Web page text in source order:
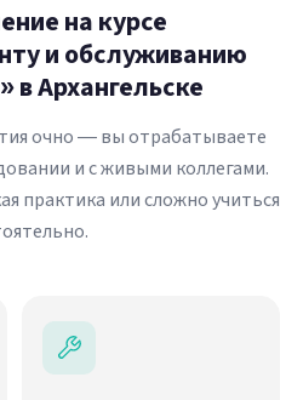
на курсе
и обслуживанию
в Архангельске
очно — вы отрабатываете
и с живыми коллегами.
практика или сложно учиться